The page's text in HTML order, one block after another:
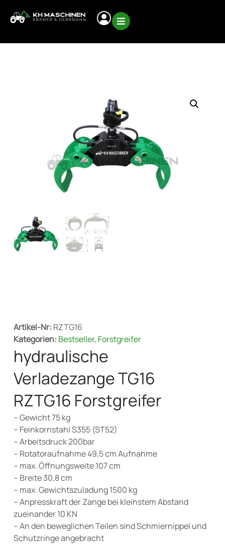
Artikel-Nr: RZTG16
Kategorien: Bestseller, Forstgreifer
hydraulische
Verladezange TG16
RZTG16 Forstgreifer
– Gewicht 75 kg
– Feinkornstahl S355 (ST52)
– Arbeitsdruck 200bar
– Rotatoraufnahme 49,5 cm Aufnahme
– max. Öffnungsweite 107 cm
– Breite 30,8 cm
– max. Gewichtszuladung 1500 kg
– Anpresskraft der Zange bei kleinstem Abstand
zueinander 10 KN
– An den beweglichen Teilen sind Schmiernippel und
Schutzringe angebracht